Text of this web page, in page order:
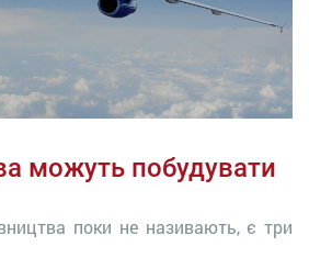
можуть побудувати
поки не називають, є три